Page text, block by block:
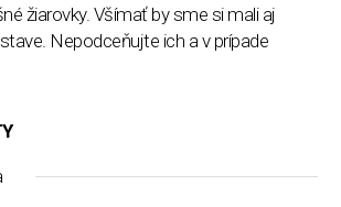
žiarovky. Všímať by sme si mali aj
Nepodceňujte ich a v prípade